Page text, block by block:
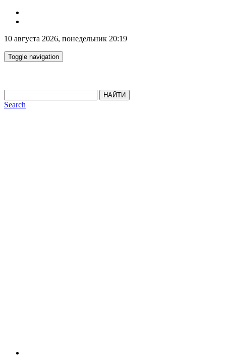
10 августа 2026, понедельник 20:19
Toggle navigation
НАЙТИ
Search